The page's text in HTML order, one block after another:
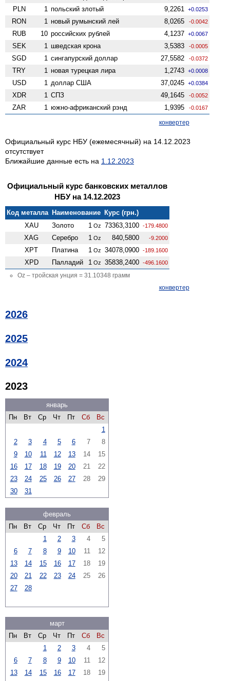
PLN 1 польский злотый 9,2261 +0.0253
RON 1 новый румынский лей 8,0265 -0.0042
RUB 10 российских рублей 4,1237 +0.0067
SEK 1 шведская крона 3,5383 -0.0005
SGD 1 сингапурский доллар 27,5582 -0.0372
TRY 1 новая турецкая лира 1,2743 +0.0008
USD 1 доллар США 37,0245 +0.0384
XDR 1 СПЗ 49,1645 -0.0052
ZAR 1 южно-африканский рэнд 1,9395 -0.0167
конвертер
Официальный курс НБУ (ежемесячный) на 14.12.2023
отсутствует
Ближайшие данные есть на 1.12.2023
Официальный курс банковских металлов
НБУ на 14.12.2023
Код металла Наименование Курс (грн.)
XAU
Золото 1 Oz 73363,3100 -179.4800
XAG Серебро 1 Oz 840,5800 -9.2000
XPT Платина 1 Oz 34078,0900 -189.1600
XPD Палладий 1 Oz 35838,2400 -496.1600
Oz – тройская унция = 31.10348 грамм
конвертер
2026
2025
2024
2023
январь
Пн
Вт Ср Чт Пт Сб
Вс
1
2
3 4 5 6 7
8
9
10 11 12 13 14
15
16
17 18 19 20 21
22
23
24 25 26 27 28
29
30
31
февраль
Пн
Вт Ср Чт Пт Сб
Вс
1
2 3 4
5
6
7 8 9 10 11
12
13
14 15 16 17 18
19
20
21 22 23 24 25
26
27
28
март
Пн
Вт Ср Чт Пт Сб
Вс
1
2 3 4
5
6
7 8 9 10 11
12
13
14 15 16 17 18
19